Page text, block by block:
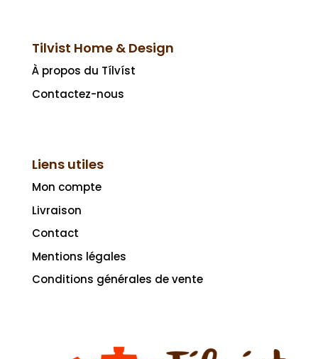
Tilvist Home & Design
À propos du Tílvíst
Contactez-nous
Liens utiles
Mon compte
Livraison
Contact
Mentions légales
Conditions générales de vente